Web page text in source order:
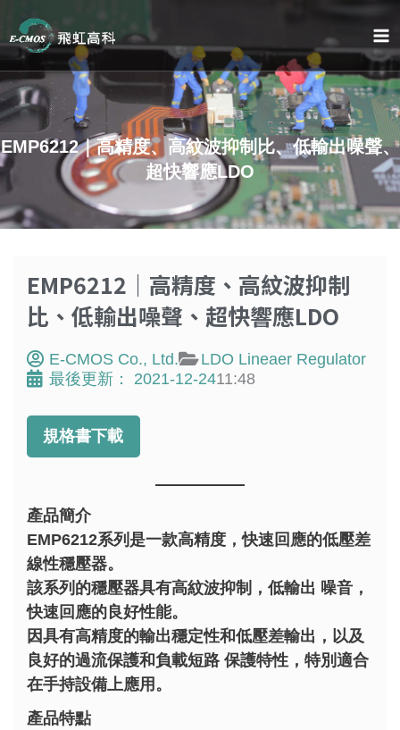
content
EMP6212｜高精度、高紋波抑制比、低輸出噪聲、
超快響應LDO
EMP6212｜高精度、高紋波抑制
比、低輸出噪聲、超快響應LDO
E-CMOS Co., Ltd.
LDO Lineaer Regulator
最後更新：
2021-12-2411:48
規格書下載
產品簡介
EMP6212系列是一款高精度，快速回應的低壓差
線性穩壓器。
該系列的穩壓器具有高紋波抑制，低輸出 噪音，
快速回應的良好性能。
因具有高精度的輸出穩定性和低壓差輸出，以及
良好的過流保護和負載短路 保護特性，特別適合
在手持設備上應用。
產品特點